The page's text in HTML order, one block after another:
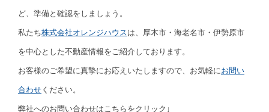
ど、準備と確認をしましょう。
私たち株式会社オレンジハウスは、厚木市・海老名市・伊勢原市
を中心とした不動産情報をご紹介しております。
お客様のご希望に真摯にお応えいたしますので、お気軽にお問い
合わせ ください。
弊社へのお問い合わせはこちらをクリック↓